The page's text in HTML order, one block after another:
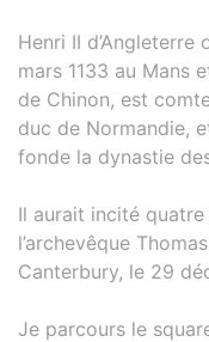
Henri II d’Angleterre
mars 1133 au Mans
de Chinon, est
duc de Normandie,
fonde la dynastie
Il aurait incité
l’archevêque
Canterbury, le 29
Je parcours le